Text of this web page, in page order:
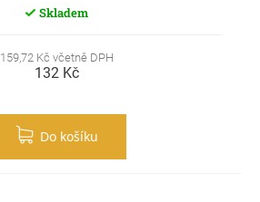
Skladem
159,72 Kč včetně DPH
132 Kč
Do košíku